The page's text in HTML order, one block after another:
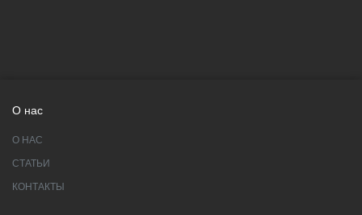
О нас
О НАС
СТАТЬИ
КОНТАКТЫ